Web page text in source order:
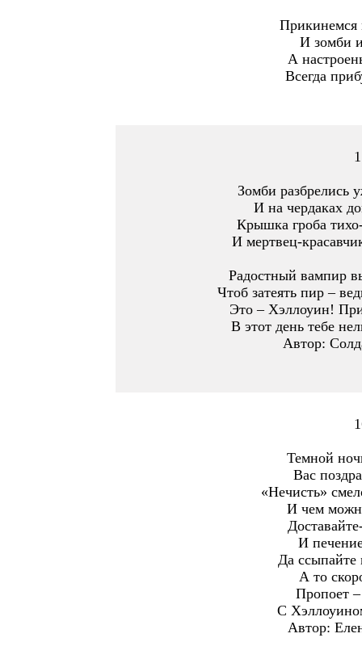
И зомби
А
Всегда
Зомби разбрелись
И на чердаках
Крышка гроба
И мертвец-
Радостный вампир
Чтоб затеять пир –
Это – Хэллоуин!
В этот день тебе
Автор:
Темной
Вас
«Нечисть»
И чем
И
Да
А то
Пропоет
С
Автор: